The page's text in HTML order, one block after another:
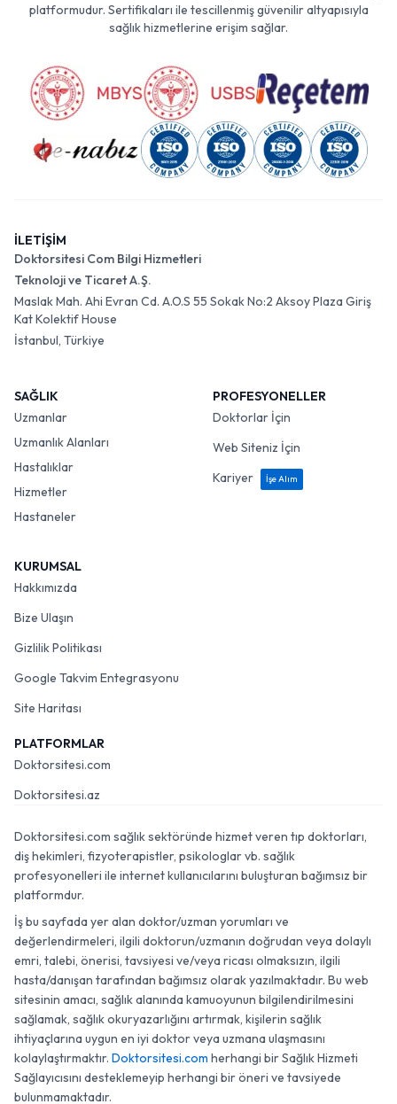
platformudur. Sertifikaları ile tescillenmiş güvenilir altyapısıyla
sağlık hizmetlerine erişim sağlar.
İLETİŞİM
Doktorsitesi Com Bilgi Hizmetleri
Teknoloji ve Ticaret A.Ş.
Maslak Mah. Ahi Evran Cd. A.O.S 55 Sokak No:2 Aksoy Plaza Giriş
Kat Kolektif House
İstanbul, Türkiye
SAĞLIK
Uzmanlar
Uzmanlık Alanları
Hastalıklar
Hizmetler
Hastaneler
PROFESYONELLER
Doktorlar İçin
Web Siteniz İçin
Kariyer
İşe Alım
KURUMSAL
Hakkımızda
Bize Ulaşın
Gizlilik Politikası
Google Takvim Entegrasyonu
Site Haritası
PLATFORMLAR
Doktorsitesi.com
Doktorsitesi.az
Doktorsitesi.com sağlık sektöründe hizmet veren tıp doktorları,
diş hekimleri, fizyoterapistler, psikologlar vb. sağlık
profesyonelleri ile internet kullanıcılarını buluşturan bağımsız bir
platformdur.
İş bu sayfada yer alan doktor/uzman yorumları ve
değerlendirmeleri, ilgili doktorun/uzmanın doğrudan veya dolaylı
emri, talebi, önerisi, tavsiyesi ve/veya ricası olmaksızın, ilgili
hasta/danışan tarafından bağımsız olarak yazılmaktadır. Bu web
sitesinin amacı, sağlık alanında kamuoyunun bilgilendirilmesini
sağlamak, sağlık okuryazarlığını artırmak, kişilerin sağlık
ihtiyaçlarına uygun en iyi doktor veya uzmana ulaşmasını
kolaylaştırmaktır. Doktorsitesi.com herhangi bir Sağlık Hizmeti
Sağlayıcısını desteklemeyip herhangi bir öneri ve tavsiyede
bulunmamaktadır.